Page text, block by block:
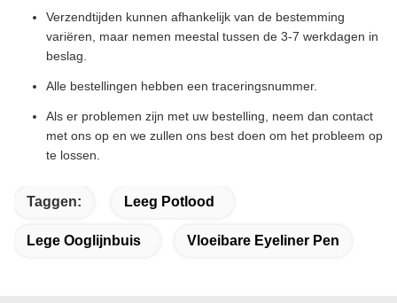
Verzendtijden kunnen afhankelijk van de bestemming
variëren, maar nemen meestal tussen de 3-7 werkdagen in
beslag.
Alle bestellingen hebben een traceringsnummer.
Als er problemen zijn met uw bestelling, neem dan contact
met ons op en we zullen ons best doen om het probleem op
te lossen.
Taggen: Leeg Potlood
Lege Ooglijnbuis Vloeibare Eyeliner Pen